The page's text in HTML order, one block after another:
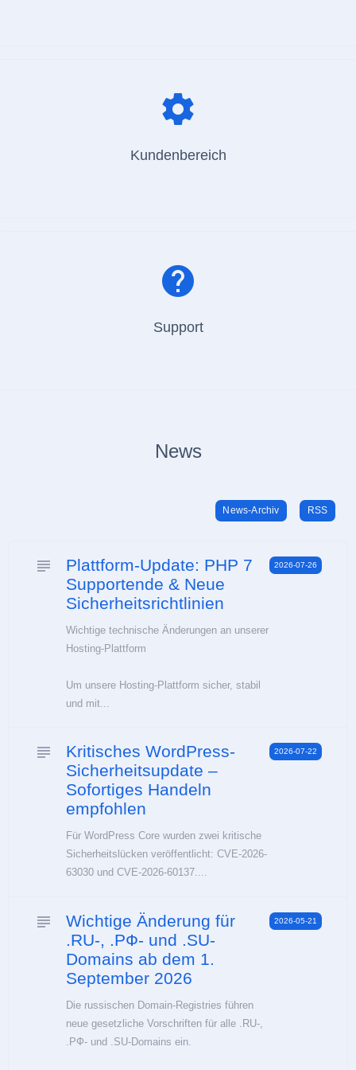
settings
Kundenbereich
help
Support
News
News-Archiv RSS
subject
Plattform-Update: PHP 7
Supportende & Neue
Sicherheitsrichtlinien
Wichtige technische Änderungen an unserer
Hosting-Plattform
Um unsere Hosting-Plattform sicher, stabil
und mit...
2026-07-26
subject
Kritisches WordPress-
Sicherheitsupdate –
Sofortiges Handeln
empfohlen
Für WordPress Core wurden zwei kritische
Sicherheitslücken veröffentlicht: CVE-2026-
63030 und CVE-2026-60137....
2026-07-22
subject
Wichtige Änderung für
.RU-, .РФ- und .SU-
Domains ab dem 1.
September 2026
Die russischen Domain-Registries führen
neue gesetzliche Vorschriften für alle .RU-,
.РФ- und .SU-Domains ein.
2026-05-21